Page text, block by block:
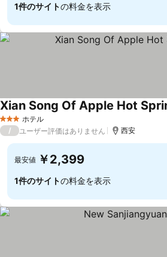
1件のサイトの料金を表示
3 ホテルのランク
ホテル
Xian Song Of Apple Hot
/ ユーザー評価はありません 西安
最安値 ￥2,399
1件のサイトの料金を表示